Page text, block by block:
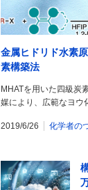
金属ヒドリド水素
素構築法
MHATを用いた四級炭
媒により、広範なヨ
2019/6/26 化学者の